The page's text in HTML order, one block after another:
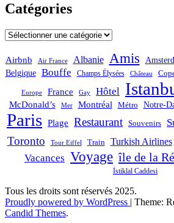
Catégories
Catégories
Airbnb Air France Albanie Amis
Belgique Bouffe Champs Élysées Château
Europe France Gay Hôtel
McDonald’s Mer Montréal Métro Notre-
Paris Plage Restaurant Souvenirs
Toronto Tour Eiffel Train Turkish Airlines
Vacances Voyage île de la
İstiklal Caddesi
Tous les droits sont réservés 2025.
Proudly powered by WordPress | Theme:
Candid Themes.